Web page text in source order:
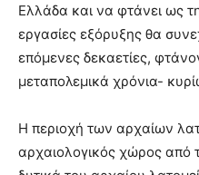
Ελλάδα και να φτάνει ως
εργασίες εξόρυξης θα
επόμενες δεκαετίες,
μεταπολεμικά χρόνια-
Η περιοχή των αρχαίων
αρχαιολογικός χώρος από